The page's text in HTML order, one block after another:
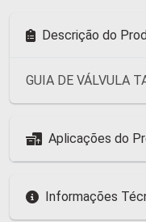
Descrição do
GUIA DE VÁLVULA
Aplicações do
Informações